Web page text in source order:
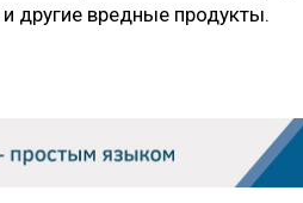
другие вредные продукты.